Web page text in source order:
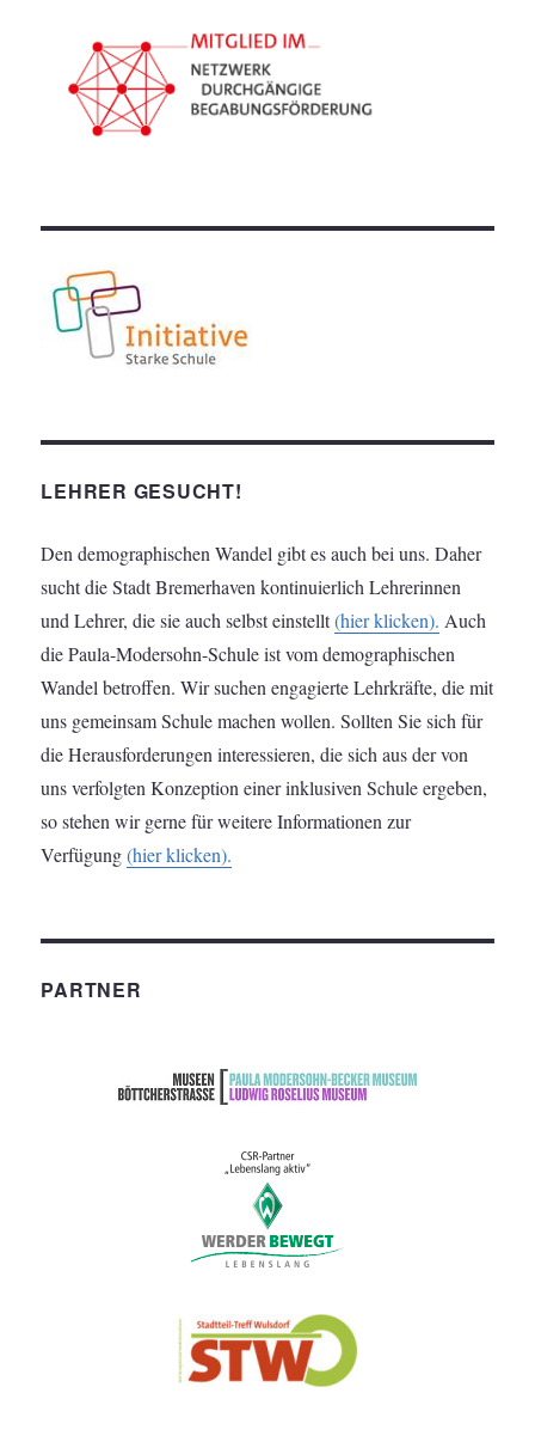
LEHRER GESUCHT!
Den demographischen Wandel gibt es auch bei uns. Daher
sucht die Stadt Bremerhaven kontinuierlich Lehrerinnen
und Lehrer, die sie auch selbst einstellt(hier klicken). Auch
die Paula-Modersohn-Schule ist vom demographischen
Wandel betroffen. Wir suchen engagierte Lehrkräfte, die mit
uns gemeinsam Schule machen wollen. Sollten Sie sich für
die Herausforderungen interessieren, die sich aus der von
uns verfolgten Konzeption einer inklusiven Schule ergeben,
so stehen wir gerne für weitere Informationen zur
Verfügung(hier klicken).
PARTNER